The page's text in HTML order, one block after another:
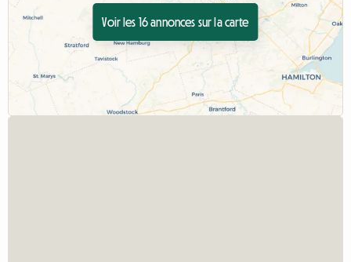
Voir les 16 annonces sur la carte